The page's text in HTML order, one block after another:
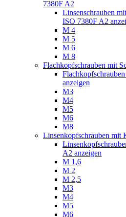
7380F A2
Linsenschrauben
ISO 7380F A2
M 4
M 5
M 6
M 8
Flachkopfschrauben mit
anzeigen
M3
M4
M5
M6
M8
Linsenkopfschrauben mit
A2 anzeigen
M 1,6
M 2
M 2,5
M3
M4
M5
M6